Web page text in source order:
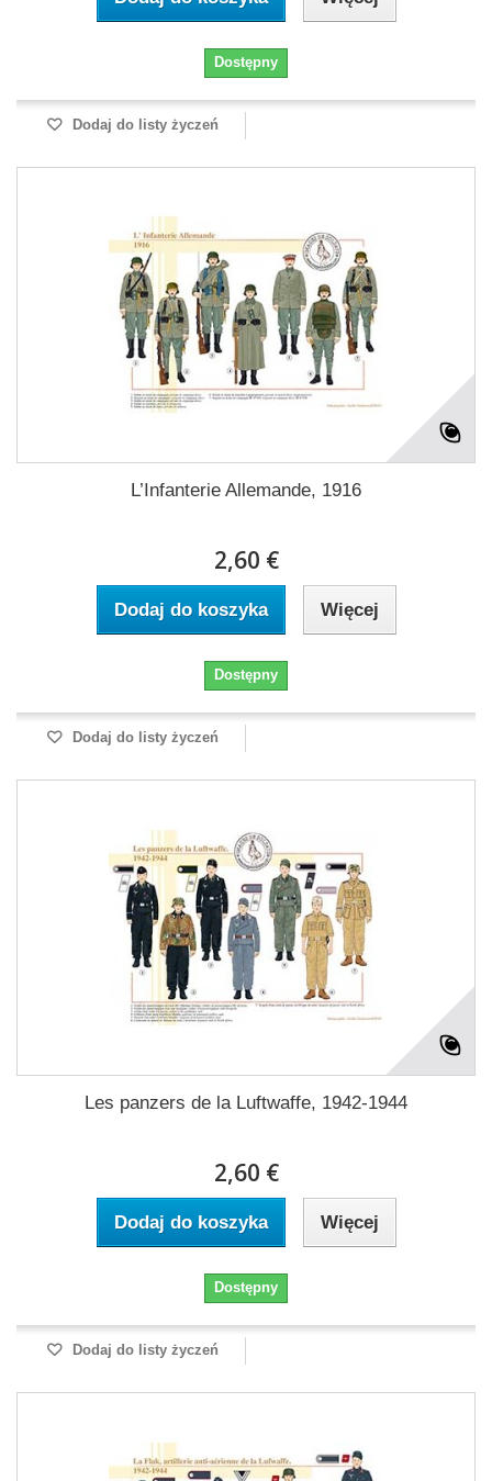
Dostępny
Dodaj do listy życzeń
L’Infanterie Allemande, 1916
2,60 €
Dodaj do koszyka Więcej
Dostępny
Dodaj do listy życzeń
Les panzers de la Luftwaffe, 1942-1944
2,60 €
Dodaj do koszyka Więcej
Dostępny
Dodaj do listy życzeń